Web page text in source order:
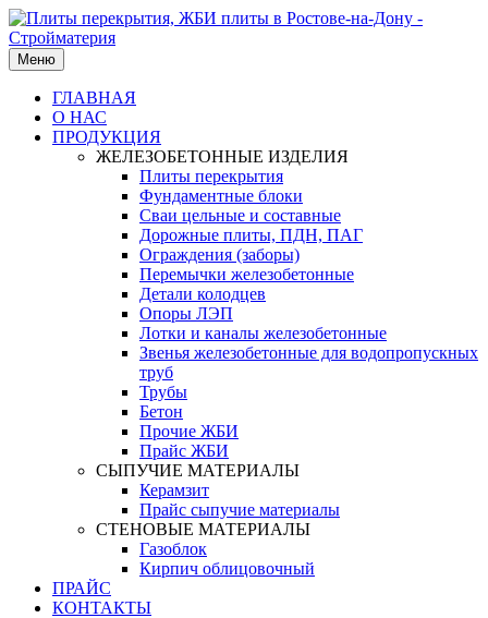
Меню
ГЛАВНАЯ
О НАС
ПРОДУКЦИЯ
ЖЕЛЕЗОБЕТОННЫЕ ИЗДЕЛИЯ
Плиты перекрытия
Фундаментные блоки
Сваи цельные и составные
Дорожные плиты, ПДН, ПАГ
Ограждения (заборы)
Перемычки железобетонные
Детали колодцев
Опоры ЛЭП
Лотки и каналы железобетонные
Звенья железобетонные для водопропускных
труб
Трубы
Бетон
Прочие ЖБИ
Прайс ЖБИ
СЫПУЧИЕ МАТЕРИАЛЫ
Керамзит
Прайс сыпучие материалы
СТЕНОВЫЕ МАТЕРИАЛЫ
Газоблок
Кирпич облицовочный
ПРАЙС
КОНТАКТЫ